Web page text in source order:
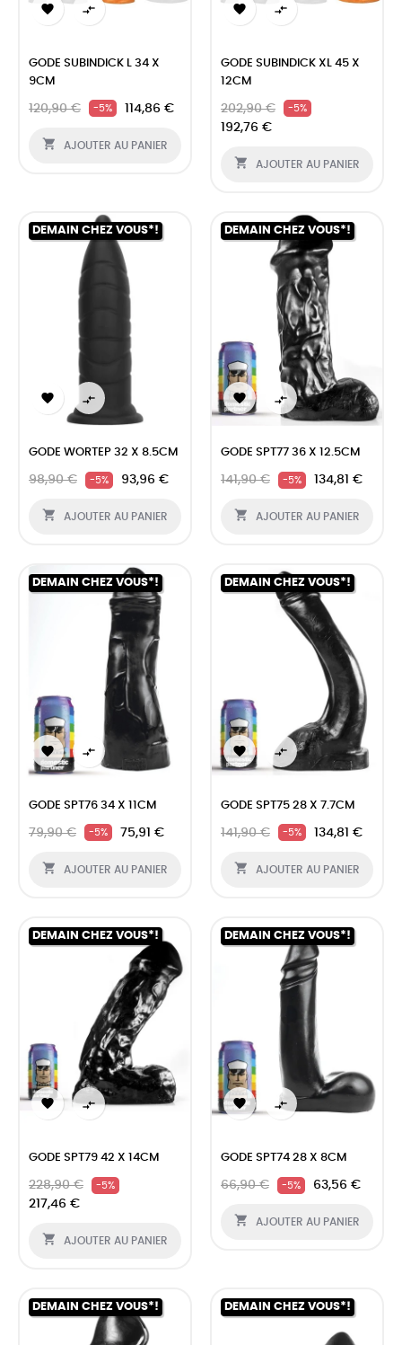
 
GODE SUBINDICK L 34 X
9CM
120,90 € -5% 114,86 €
 AJOUTER AU PANIER
 
GODE SUBINDICK XL 45 X
12CM
202,90 € -5%
192,76 €
 AJOUTER AU PANIER
DEMAIN CHEZ VOUS*!
 
GODE WORTEP 32 X 8.5CM
98,90 € -5% 93,96 €
 AJOUTER AU PANIER
DEMAIN CHEZ VOUS*!
 
GODE SPT77 36 X 12.5CM
141,90 € -5% 134,81 €
 AJOUTER AU PANIER
DEMAIN CHEZ VOUS*!
 
GODE SPT76 34 X 11CM
79,90 € -5% 75,91 €
 AJOUTER AU PANIER
DEMAIN CHEZ VOUS*!
 
GODE SPT75 28 X 7.7CM
141,90 € -5% 134,81 €
 AJOUTER AU PANIER
DEMAIN CHEZ VOUS*!
 
GODE SPT79 42 X 14CM
228,90 € -5%
217,46 €
 AJOUTER AU PANIER
DEMAIN CHEZ VOUS*!
 
GODE SPT74 28 X 8CM
66,90 € -5% 63,56 €
 AJOUTER AU PANIER
DEMAIN CHEZ VOUS*! DEMAIN CHEZ VOUS*!